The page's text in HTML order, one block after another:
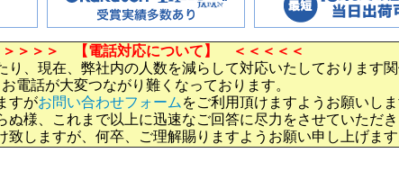
＞＞＞＞ 【電話対応について】 ＜＜＜＜＜
り、現在、弊社内の人数を減らして対応いたしております
お電話が大変つながり難くなっております。
すがお問い合わせフォーム をご利用頂けますようお願いしま
ぬ様、これまで以上に迅速なご回答に尽力をさせていただき
致しますが、何卒、ご理解賜りますようお願い申し上げます